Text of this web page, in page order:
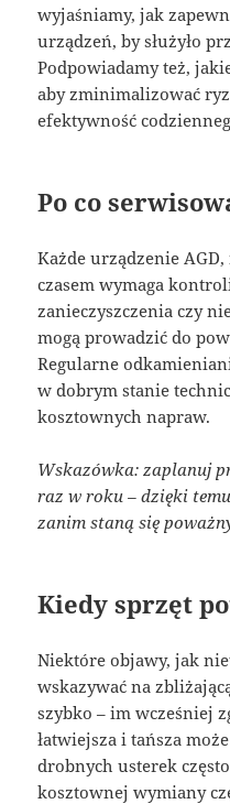
wyjaśniamy, jak
urządzeń, by służyło
Podpowiadamy też,
aby zminimalizować
efektywność
Po co
Każde urządzenie
czasem wymaga
zanieczyszczenia czy
mogą prowadzić do
Regularne
w dobrym stanie
kosztownych napraw.
Wskazówka: zaplanuj
raz w roku – dzięki
zanim staną się
Kiedy sprzęt
Niektóre objawy, jak
wskazywać na
szybko – im wcześniej
łatwiejsza i tańsza
drobnych usterek
kosztownej wymiany